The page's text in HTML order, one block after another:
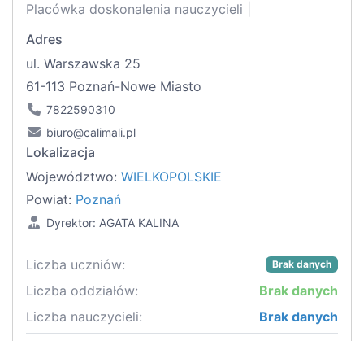
Placówka doskonalenia nauczycieli |
Adres
ul. Warszawska 25
61-113 Poznań-Nowe Miasto
7822590310
biuro@calimali.pl
Lokalizacja
Województwo: WIELKOPOLSKIE
Powiat: Poznań
Dyrektor: AGATA KALINA
Liczba uczniów: Brak danych
Liczba oddziałów:
Brak danych
Liczba nauczycieli:
Brak danych